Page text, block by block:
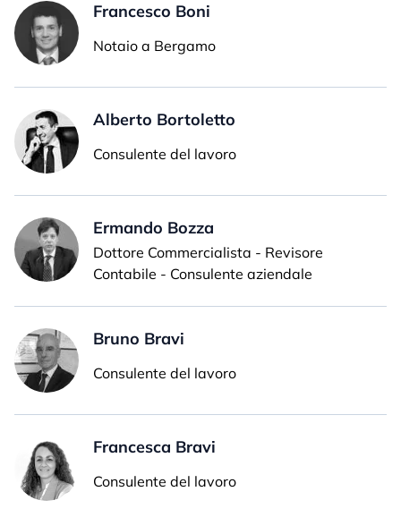
Francesco Boni
Notaio a Bergamo
Alberto Bortoletto
Consulente del lavoro
Ermando Bozza
Dottore Commercialista - Revisore
Contabile - Consulente aziendale
Bruno Bravi
Consulente del lavoro
Francesca Bravi
Consulente del lavoro